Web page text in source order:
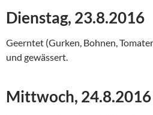
Dienstag, 23.8.2016
Geerntet (Gurken, Bohnen,
und gewässert.
Mittwoch, 24.8.2016